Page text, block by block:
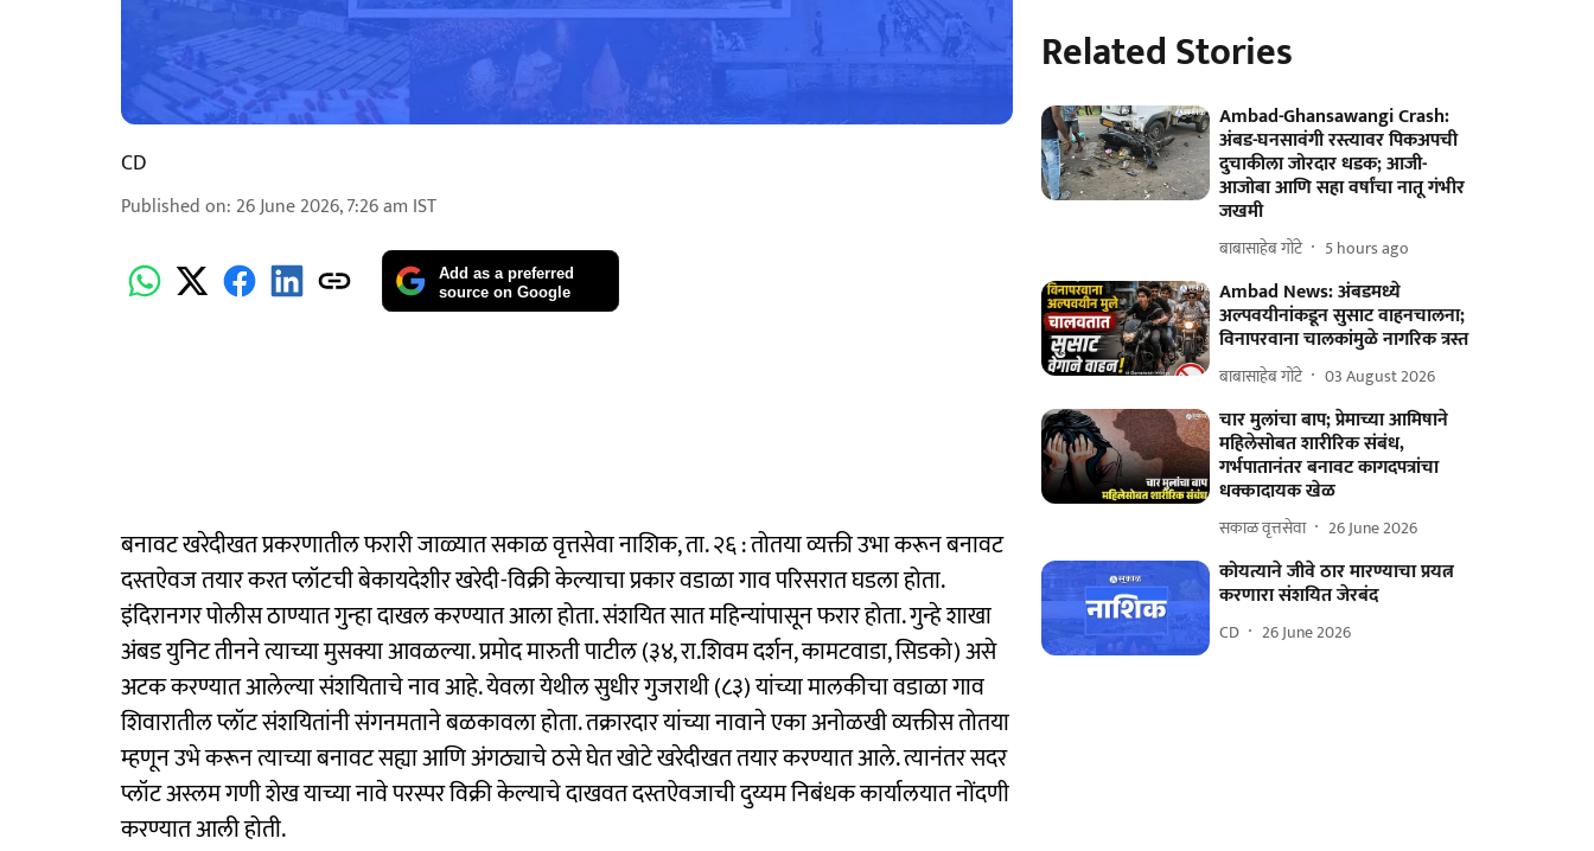
CD
Published on: 26 June 2026, 7:26 am IST
Add as a preferred
source on Google
बनावट खरेदीखत प्रकरणातील फरारी जाळ्यात सकाळ वृत्तसेवा नाशिक, ता. २६ : तोतया व्यक्ती उभा करून बनावट
दस्तऐवज तयार करत प्लॉटची बेकायदेशीर खरेदी-विक्री केल्याचा प्रकार वडाळा गाव परिसरात घडला होता.
इंदिरानगर पोलीस ठाण्यात गुन्हा दाखल करण्यात आला होता. संशयित सात महिन्यांपासून फरार होता. गुन्हे शाखा
अंबड युनिट तीनने त्याच्या मुसक्या आवळल्या. प्रमोद मारुती पाटील (३४, रा.शिवम दर्शन, कामटवाडा, सिडको) असे
अटक करण्यात आलेल्या संशयिताचे नाव आहे. येवला येथील सुधीर गुजराथी (८३) यांच्या मालकीचा वडाळा गाव
शिवारातील प्लॉट संशयितांनी संगनमताने बळकावला होता. तक्रारदार यांच्या नावाने एका अनोळखी व्यक्तीस तोतया
म्हणून उभे करून त्याच्या बनावट सह्या आणि अंगठ्याचे ठसे घेत खोटे खरेदीखत तयार करण्यात आले. त्यानंतर सदर
प्लॉट अस्लम गणी शेख याच्या नावे परस्पर विक्री केल्याचे दाखवत दस्तऐवजाची दुय्यम निबंधक कार्यालयात नोंदणी
करण्यात आली होती.
Related Stories
Ambad-Ghansawangi Crash:
अंबड-घनसावंगी रस्त्यावर पिकअपची
दुचाकीला जोरदार धडक; आजी-
आजोबा आणि सहा वर्षांचा नातू गंभीर
जखमी
बाबासाहेब गोंटे 5 hours ago
Ambad News: अंबडमध्ये
अल्पवयीनांकडून सुसाट वाहनचालना;
विनापरवाना चालकांमुळे नागरिक त्रस्त
बाबासाहेब गोंटे 03 August 2026
चार मुलांचा बाप; प्रेमाच्या आमिषाने
महिलेसोबत शारीरिक संबंध,
गर्भपातानंतर बनावट कागदपत्रांचा
धक्कादायक खेळ
सकाळ वृत्तसेवा 26 June 2026
कोयत्याने जीवे ठार मारण्याचा प्रयत्न
करणारा संशयित जेरबंद
CD 26 June 2026